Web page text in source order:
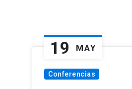
19 MAY
Conferencias